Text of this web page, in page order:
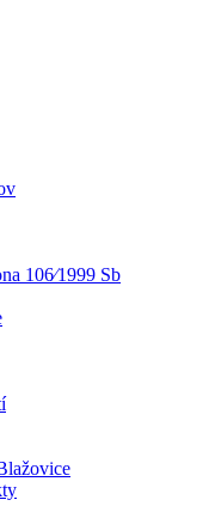
106⁄1999 Sb